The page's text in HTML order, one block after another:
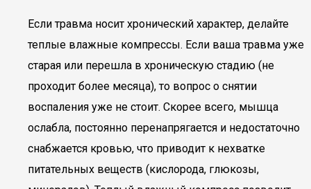
Если травма носит хронический характер, делайте
теплые влажные компрессы. Если ваша травма уже
старая или перешла в хроническую стадию (не
проходит более месяца), то вопрос о снятии
воспаления уже не стоит. Скорее всего, мышца
ослабла, постоянно перенапрягается и недостаточно
снабжается кровью, что приводит к нехватке
питательных веществ (кислорода, глюкозы,